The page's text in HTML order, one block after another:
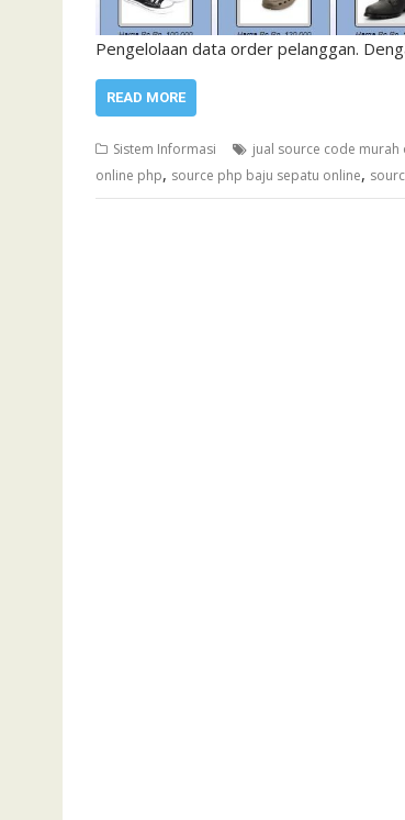
Pengelolaan data order pelanggan.
READ MORE
Sistem Informasi jual source code
online php, source php baju sepatu online,